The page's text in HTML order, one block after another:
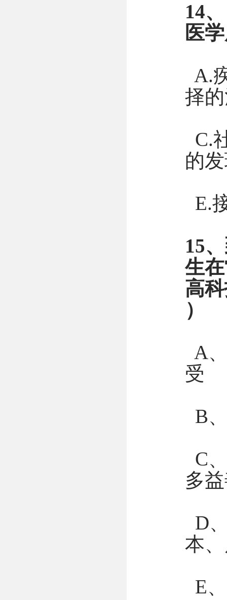
14
医
A.
择
C.
的
E.
15
生
高
）
A
B
C
多
D
本
E